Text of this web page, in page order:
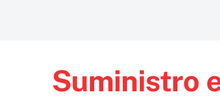
Suministro